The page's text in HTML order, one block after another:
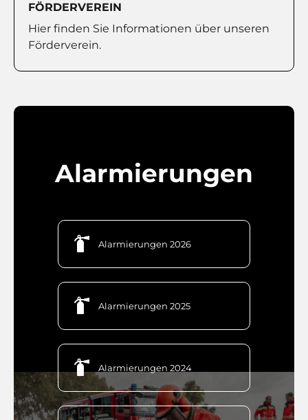
FÖRDERVEREIN
Hier finden Sie Informationen über unseren
Förderverein.
Alarmierungen
 Alarmierungen 2026
 Alarmierungen 2025
 Alarmierungen 2024